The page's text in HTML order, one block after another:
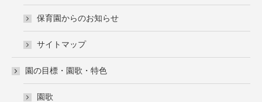
保育園からのお知らせ
サイトマップ
園の目標・園歌・特色
園歌